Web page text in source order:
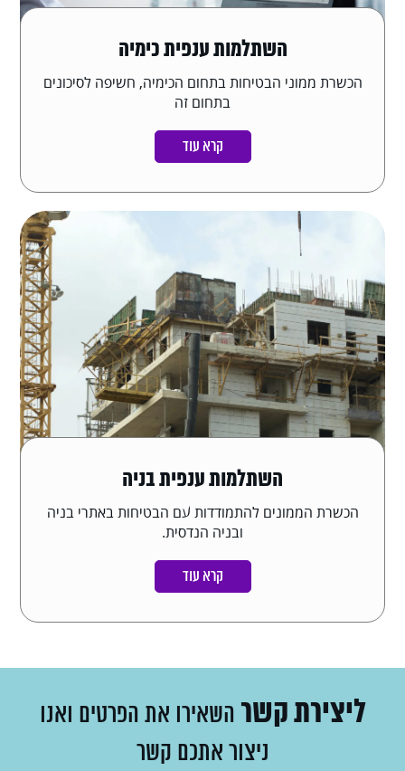
השתלמות ענפית כימיה
הכשרת ממוני הבטיחות בתחום הכימיה, חשיפה לסיכונים
בתחום זה
קרא עוד
השתלמות ענפית בניה
הכשרת הממונים להתמודדות עם הבטיחות באתרי בניה
ובניה הנדסית.
קרא עוד
ליצירת קשר השאירו את הפרטים ואנו
ניצור אתכם קשר